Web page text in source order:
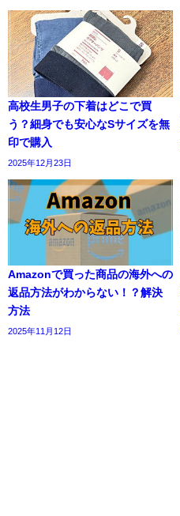
高校生男子の下着はどこで買
う？細身でも安心なSサイズを無
印で購入
2025年12月23日
Amazonで買った商品の海外への
返品方法がわからない！？解決
方法
2025年11月12日